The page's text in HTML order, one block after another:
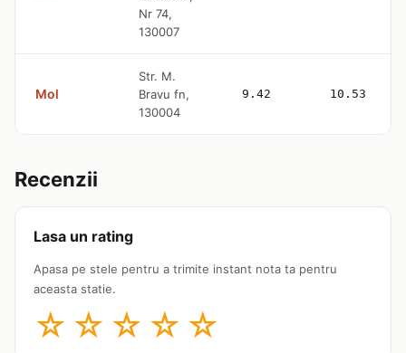
Nr 74,
130007
Mol
Str. M.
Bravu fn,
130004
9.42 10.53
Recenzii
Lasa un rating
Apasa pe stele pentru a trimite instant nota ta pentru
aceasta statie.
☆ ☆ ☆ ☆ ☆